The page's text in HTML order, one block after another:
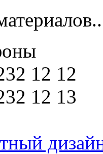
12 12
12 13